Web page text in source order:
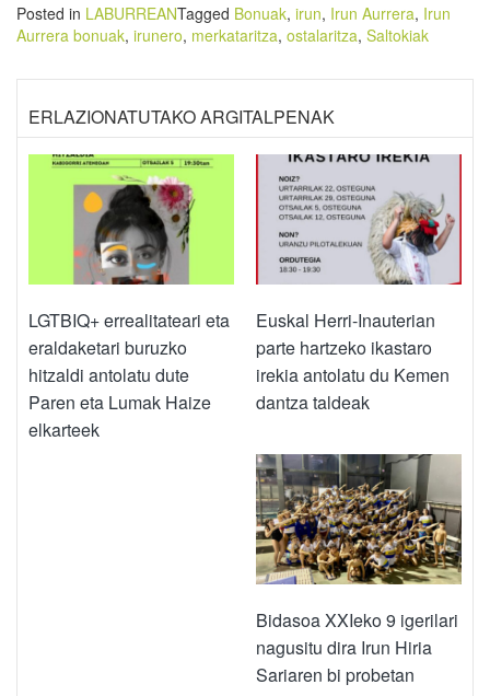
Posted in LABURREANTagged Bonuak, irun, Irun Aurrera, Irun
Aurrera bonuak, irunero, merkataritza, ostalaritza, Saltokiak
ERLAZIONATUTAKO ARGITALPENAK
LGTBIQ+ errealitateari eta
eraldaketari buruzko
hitzaldi antolatu dute
Paren eta Lumak Haize
elkarteek
Euskal Herri-Inauterian
parte hartzeko ikastaro
irekia antolatu du Kemen
dantza taldeak
Bidasoa XXIeko 9 igerilari
nagusitu dira Irun Hiria
Sariaren bi probetan